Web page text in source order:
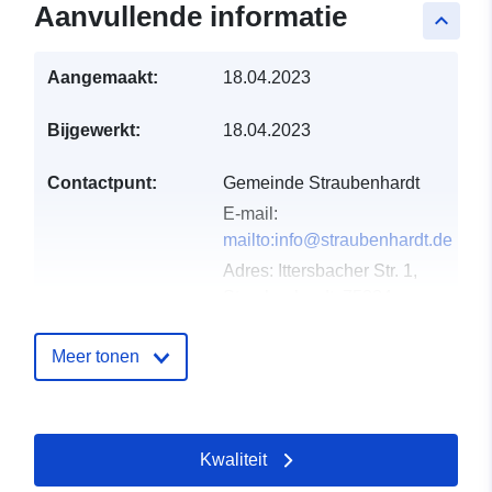
keyboard_arrow_up
Aanvullende informatie
Aangemaakt: 18.04.2023
Bijgewerkt: 18.04.2023
Contactpunt:
Gemeinde Straubenhardt
E-mail:
mailto:info@straubenhardt.de
Adres: Ittersbacher Str. 1,
Catalogusregister
Toegevoegd aan data.europa.eu:
21 February 2026
Meer tonen
Kwaliteit